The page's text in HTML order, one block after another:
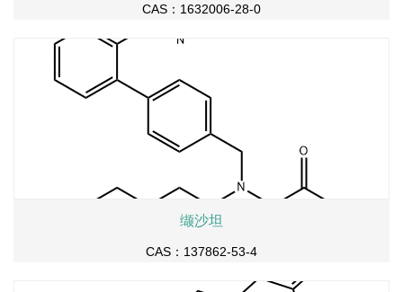
CAS：1632006-28-0
缬沙坦
CAS：137862-53-4